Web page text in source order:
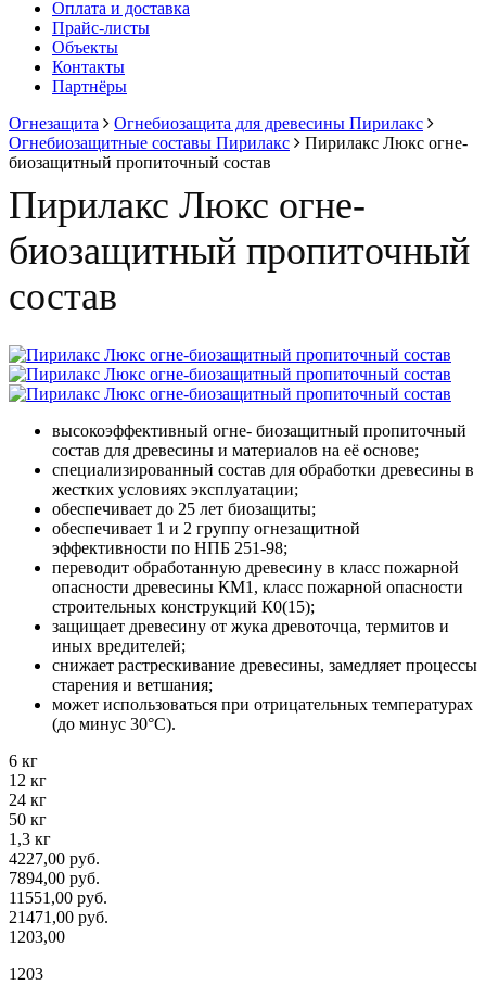
Оплата и доставка
Прайс-листы
Объекты
Контакты
Партнёры
Огнезащита
Огнебиозащита для древесины Пирилакс
Огнебиозащитные составы Пирилакс
Пирилакс Люкс огне-
биозащитный пропиточный состав
Пирилакс Люкс огне-
биозащитный пропиточный
состав
высокоэффективный огне- биозащитный пропиточный
состав для древесины и материалов на её основе;
специализированный состав для обработки древесины в
жестких условиях эксплуатации;
обеспечивает до 25 лет биозащиты;
обеспечивает 1 и 2 группу огнезащитной
эффективности по НПБ 251-98;
переводит обработанную древесину в класс пожарной
опасности древесины КМ1, класс пожарной опасности
строительных конструкций К0(15);
защищает древесину от жука древоточца, термитов и
иных вредителей;
снижает растрескивание древесины, замедляет процессы
старения и ветшания;
может использоваться при отрицательных температурах
(до минус 30°С).
6 кг
12 кг
24 кг
50 кг
1,3 кг
4227,00 руб.
7894,00 руб.
11551,00 руб.
21471,00 руб.
1203,00
1203